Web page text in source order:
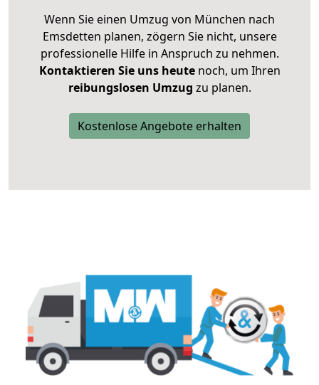
Wenn Sie einen Umzug von München nach
Emsdetten planen, zögern Sie nicht, unsere
professionelle Hilfe in Anspruch zu nehmen.
Kontaktieren Sie uns heutenoch, um Ihren
reibungslosen Umzug zu planen.
Kostenlose Angebote erhalten